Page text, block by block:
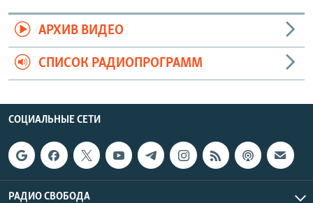
АРХИВ ВИДЕО
СПИСОК РАДИОПРОГРАММ
СОЦИАЛЬНЫЕ СЕТИ
РАДИО СВОБОДА